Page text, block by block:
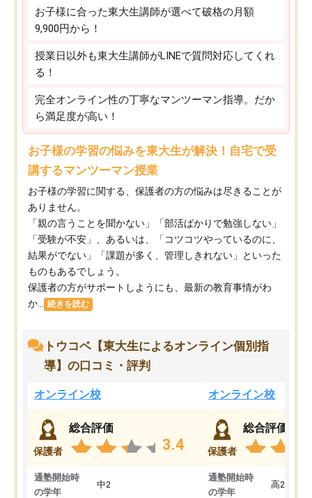
お子様に合った東大生講師が選べて破格の月額
9,900円から！
授業日以外も東大生講師がLINEで質問対応してくれ
る！
完全オンライン性の丁寧なマンツーマン指導。だか
ら満足度が高い！
お子様の学習の悩みを東大生が解決！自宅で受
講するマンツーマン授業
お子様の学習に関する、保護者の方の悩みは尽きることが
ありません。
「親の言うことを聞かない」「部活ばかりで勉強しない」
「受験が不安」、あるいは、「コツコツやっているのに、
結果がでない」「課題が多く、管理しきれない」といった
ものもあるでしょう。
保護者の方がサポートしようにも、最新の教育事情がわ
か...
続きを読む
トウコベ【東大生によるオンライン個別指
導】の口コミ・評判
オンライン校
保護者
総合評価
3.4
通塾開始時
の学年
中2
オンライン校
保護者
総合評価
通塾開始時
の学年
高2